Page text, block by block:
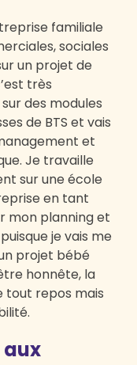
familiale
sociales
un projet de
très
des modules
de BTS et vais
et
Je travaille
sur une école
en tant
mon planning et
je vais me
projet bébé
honnête, la
tout repos mais
aux